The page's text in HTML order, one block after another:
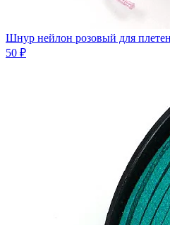
Шнур нейлон розовый для
50 ₽